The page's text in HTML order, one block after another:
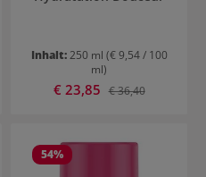
Inhalt:250 ml (€ 9,54 / 100
ml)
Verkaufspreis:
€ 23,85 Regulärer Preis:
€ 36,40
54%